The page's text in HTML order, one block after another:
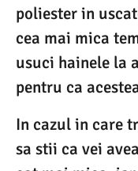
poliester in
cea mai mica
usuci hainele la
pentru ca
In cazul in care
sa stii ca vei